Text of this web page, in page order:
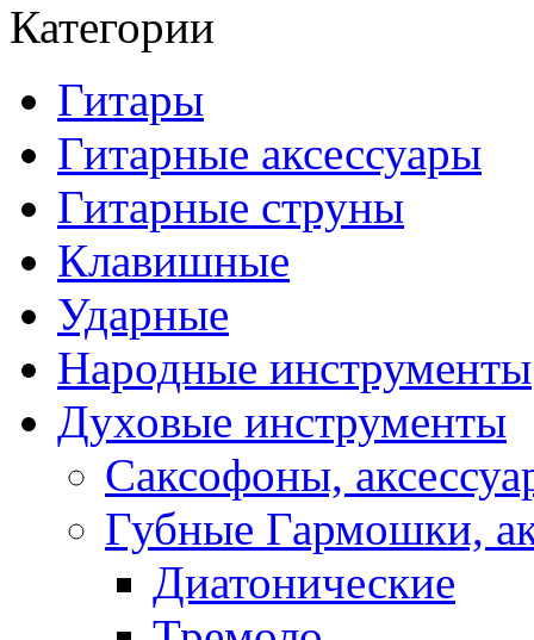
Категории
Гитары
Гитарные аксессуары
Гитарные струны
Клавишные
Ударные
Народные инструменты
Духовые инструменты
Саксофоны,
Губные Гармошки,
Диатонические